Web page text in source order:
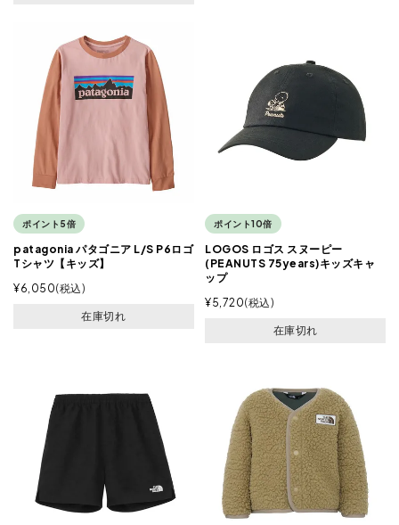
ポイント5倍
patagonia パタゴニア L/S P6ロゴ
Tシャツ【キッズ】
¥6,050 税込
在庫切れ
ポイント10倍
LOGOS ロゴス スヌーピー
(PEANUTS 75years)キッズキャ
ップ
¥5,720 税込
在庫切れ